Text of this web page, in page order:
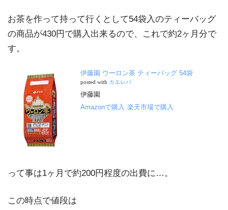
お茶を作って持って行くとして54袋入のティーバッグ
の商品が430円で購入出来るので、これで約2ヶ月分で
す。
伊藤園 ウーロン茶 ティーバッグ 54袋
posted with カエレバ
伊藤園
Amazonで購入 楽天市場で購入
って事は1ヶ月で約200円程度の出費に…。
この時点で値段は